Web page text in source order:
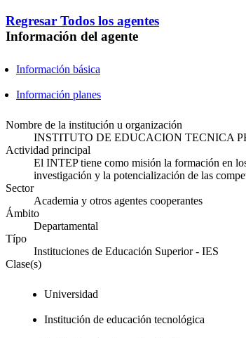
Regresar Todos los agentes
Información del agente
Información básica
Información planes
Nombre de la institución u organización
INSTITUTO DE EDUCACION TECNICA
Actividad principal
El INTEP tiene como misión la formación en
investigación y la potencialización de las
Sector
Academia y otros agentes cooperantes
Ámbito
Departamental
Típo
Instituciones de Educación Superior - IES
Clase(s)
Universidad
Institución de educación tecnológica